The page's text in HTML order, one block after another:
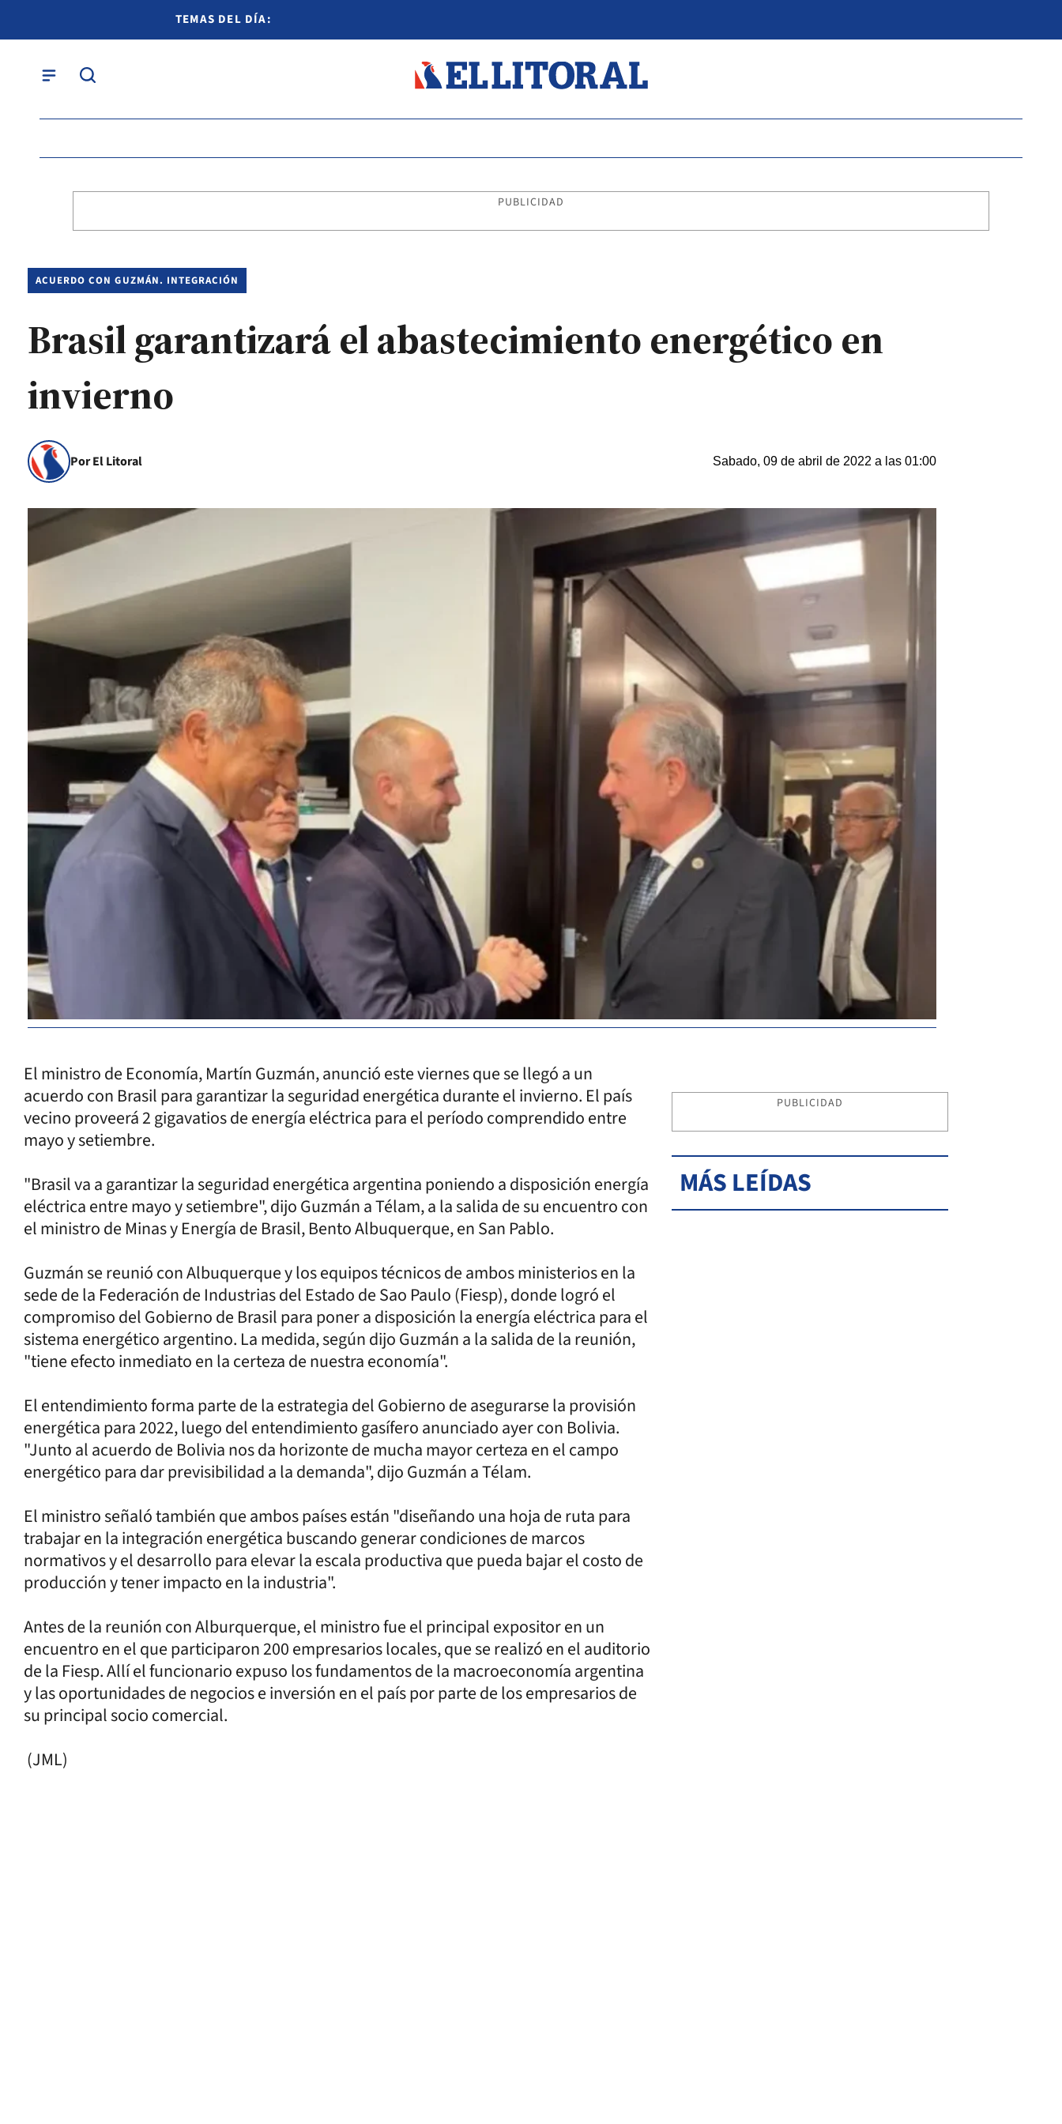
TEMAS DEL DÍA:
PUBLICIDAD
ACUERDO CON GUZMÁN. INTEGRACIÓN
Brasil garantizará el abastecimiento energético en
invierno
Por El Litoral Sabado, 09 de abril de 2022 a las 01:00
El ministro de Economía, Martín Guzmán, anunció este viernes que se llegó a un
acuerdo con Brasil para garantizar la seguridad energética durante el invierno. El país
vecino proveerá 2 gigavatios de energía eléctrica para el período comprendido entre
mayo y setiembre.
"Brasil va a garantizar la seguridad energética argentina poniendo a disposición energía
eléctrica entre mayo y setiembre", dijo Guzmán a Télam, a la salida de su encuentro con
el ministro de Minas y Energía de Brasil, Bento Albuquerque, en San Pablo.
Guzmán se reunió con Albuquerque y los equipos técnicos de ambos ministerios en la
sede de la Federación de Industrias del Estado de Sao Paulo (Fiesp), donde logró el
compromiso del Gobierno de Brasil para poner a disposición la energía eléctrica para el
sistema energético argentino. La medida, según dijo Guzmán a la salida de la reunión,
"tiene efecto inmediato en la certeza de nuestra economía".
El entendimiento forma parte de la estrategia del Gobierno de asegurarse la provisión
energética para 2022, luego del entendimiento gasífero anunciado ayer con Bolivia.
"Junto al acuerdo de Bolivia nos da horizonte de mucha mayor certeza en el campo
energético para dar previsibilidad a la demanda", dijo Guzmán a Télam.
El ministro señaló también que ambos países están "diseñando una hoja de ruta para
trabajar en la integración energética buscando generar condiciones de marcos
normativos y el desarrollo para elevar la escala productiva que pueda bajar el costo de
producción y tener impacto en la industria".
Antes de la reunión con Alburquerque, el ministro fue el principal expositor en un
encuentro en el que participaron 200 empresarios locales, que se realizó en el auditorio
de la Fiesp. Allí el funcionario expuso los fundamentos de la macroeconomía argentina
y las oportunidades de negocios e inversión en el país por parte de los empresarios de
su principal socio comercial.
(JML)
PUBLICIDAD
MÁS LEÍDAS